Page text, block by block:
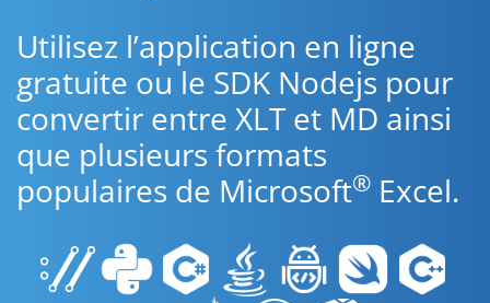
Utilisez l’application en ligne
gratuite ou le SDK Nodejs pour
convertir entre XLT et MD ainsi
que plusieurs formats
populaires de Microsoft® Excel.